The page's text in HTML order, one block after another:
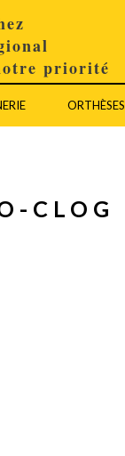
priorité
ORTHÈSES
CLOG